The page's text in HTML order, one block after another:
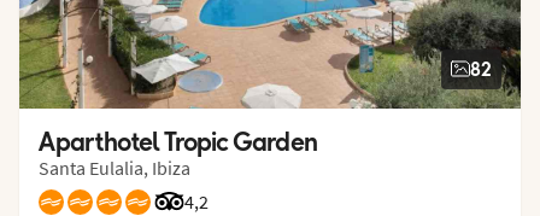
82
Aparthotel Tropic Garden
Santa Eulalia, Ibiza
4,2
Vurdering fra Tripadvisor: 4.2 of 5